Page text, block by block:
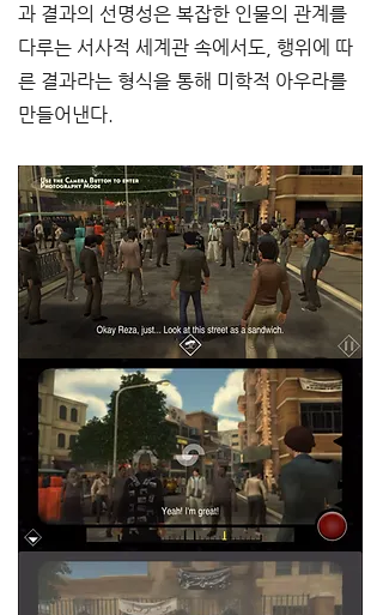
과 결과의 선명성은 복잡한 인물의 관계를
다루는 서사적 세계관 속에서도, 행위에 따
른 결과라는 형식을 통해 미학적 아우라를
만들어낸다.